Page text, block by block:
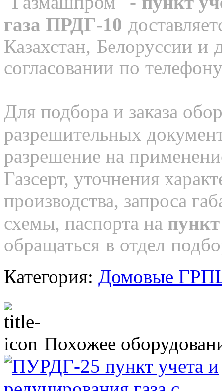
газа ПРДГ-10
Казахстан, Белоруссии
согласовании по
Для подбора и заказа
разрешительных
разрешение на
Газсерт, уточнения
производства, запроса
схемы, паспорта на
обращаться в отдел
Категория: Домовые
Похожее